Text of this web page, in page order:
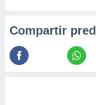
Compartir